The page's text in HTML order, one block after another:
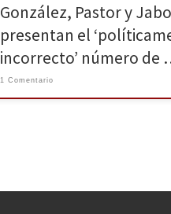
González, Pastor y
presentan el
incorrecto’ número de
1 Comentario